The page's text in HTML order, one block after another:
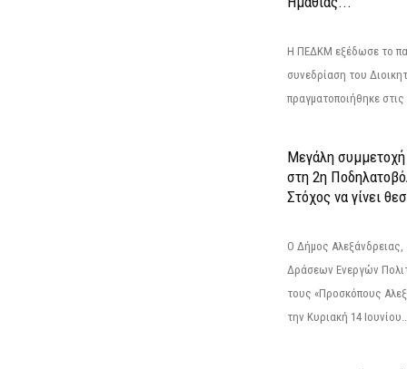
Η ΠΕΔΚΜ εξέδωσε το
συνεδρίαση του
πραγματοποιήθηκε
Μεγάλη συμμετοχή
στη 2η
Στόχος να γίνει
Ο Δήμος Αλεξάνδρειας,
Δράσεων Ενεργών
τους «Προσκόπους
την Κυριακή 14